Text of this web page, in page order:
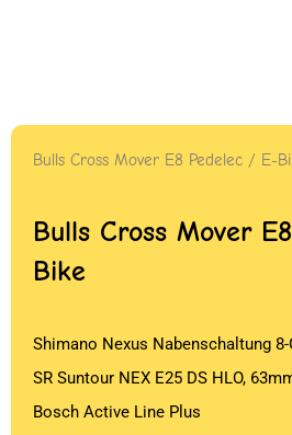
Bulls Cross Mover E8 Pedelec / E-
Bulls Cross Mover
Bike
Shimano Nexus Nabenschaltung 8-
SR Suntour NEX E25 DS HLO,
Bosch Active Line Plus